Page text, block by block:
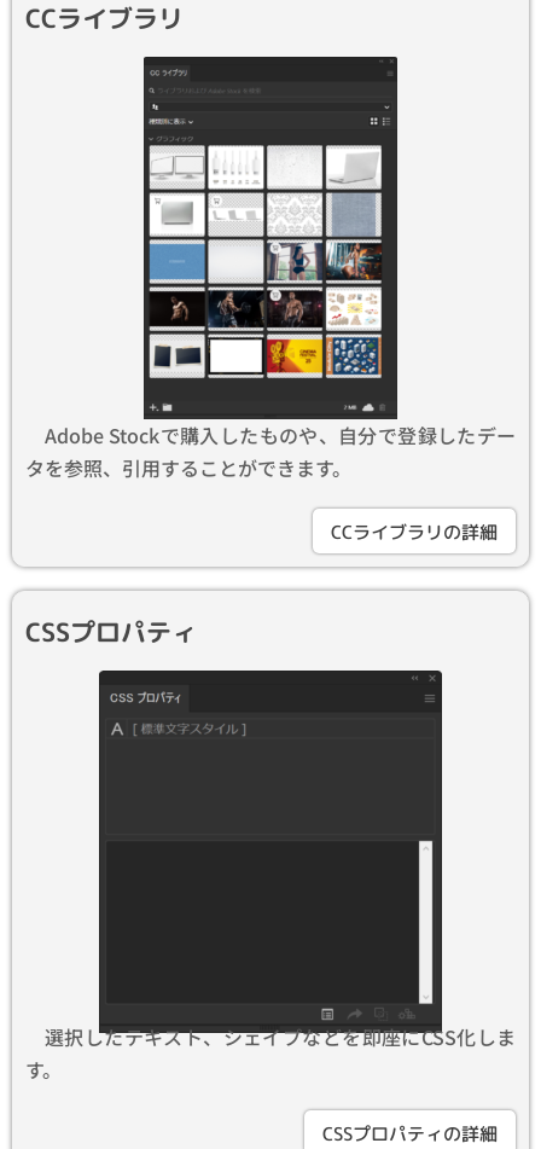
CCライブラリ
Adobe Stockで購入したものや、自分で登録したデー
タを参照、引用することができます。
CCライブラリの詳細
CSSプロパティ
選択したテキスト、シェイプなどを即座にCSS化しま
す。
CSSプロパティの詳細